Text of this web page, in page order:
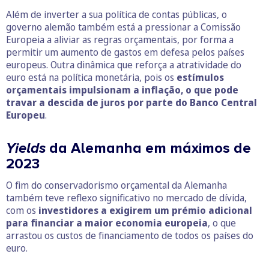
Além de inverter a sua política de contas públicas, o
governo alemão também está a pressionar a Comissão
Europeia a aliviar as regras orçamentais, por forma a
permitir um aumento de gastos em defesa pelos países
europeus. Outra dinâmica que reforça a atratividade do
euro está na política monetária, pois os estímulos
orçamentais impulsionam a inflação, o que pode
travar a descida de juros por parte do Banco Central
Europeu.
Yields da Alemanha em máximos de
2023
O fim do conservadorismo orçamental da Alemanha
também teve reflexo significativo no mercado de dívida,
com os investidores a exigirem um prémio adicional
para financiar a maior economia europeia, o que
arrastou os custos de financiamento de todos os países do
euro.